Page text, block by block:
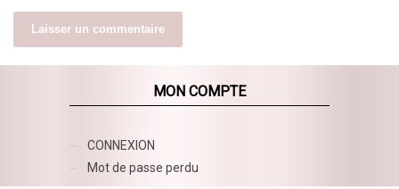
MON COMPTE
CONNEXION
Mot de passe perdu